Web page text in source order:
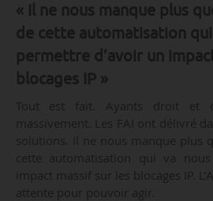
« Il ne nous manque plus
de cette automatisation qui
permettre d’avoir un
blocages IP »
Tout est fait. Ayants droit et
massivement. Les FAI ont délivré
solutions. Il ne nous manque plus
cette automatisation qui va
impact massif sur les blocages IP.
attente pour pouvoir agir.